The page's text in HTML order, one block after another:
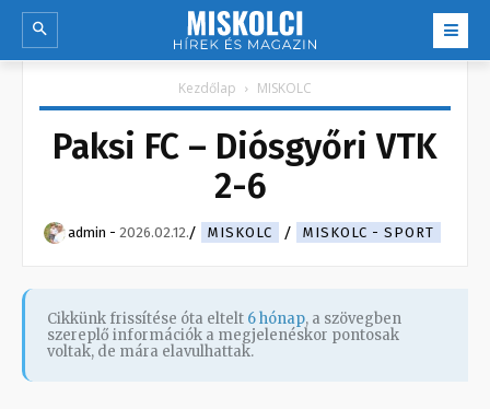
Kezdőlap MISKOLC
Paksi FC – Diósgyőri VTK
2-6
admin - 2026.02.12. MISKOLC MISKOLC - SPORT
Cikkünk frissítése óta eltelt 6 hónap, a szövegben
szereplő információk a megjelenéskor pontosak
voltak, de mára elavulhattak.